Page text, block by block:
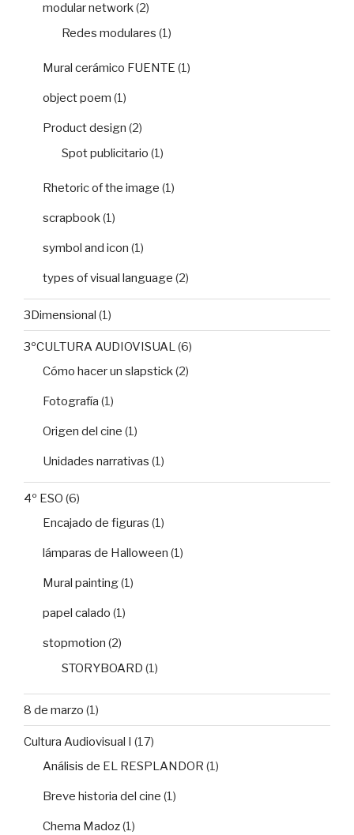
modular network(2)
Redes modulares (1)
Mural cerámico FUENTE (1)
object poem (1)
Product design (2)
Spot publicitario (1)
Rhetoric of the image (1)
scrapbook(1)
symbol and icon (1)
types of visual language (2)
3Dimensional (1)
3ºCULTURA AUDIOVISUAL(6)
Cómo hacer un slapstick(2)
Fotografía (1)
Origen del cine (1)
Unidades narrativas (1)
4º ESO (6)
Encajado de figuras (1)
lámparas de Halloween (1)
Mural painting(1)
papel calado (1)
stopmotion (2)
STORYBOARD (1)
8 de marzo (1)
Cultura Audiovisual I (17)
Análisis de EL RESPLANDOR (1)
Breve historia del cine (1)
Chema Madoz(1)